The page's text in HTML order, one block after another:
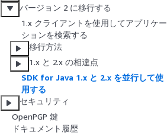
バージョン 2 に移行する
1.x クライアントを使用してアプリケー
ションを検索する
移行方法
1.x と 2.x の相違点
SDK for Java 1.x と 2.x を並行して使
用する
セキュリティ
OpenPGP 鍵
ドキュメント履歴